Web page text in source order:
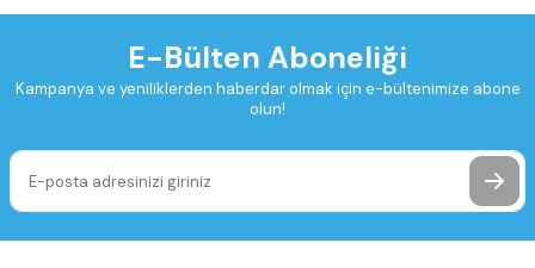
E-Bülten Aboneliği
Kampanya ve yeniliklerden haberdar olmak için e-bültenimize abone
olun!